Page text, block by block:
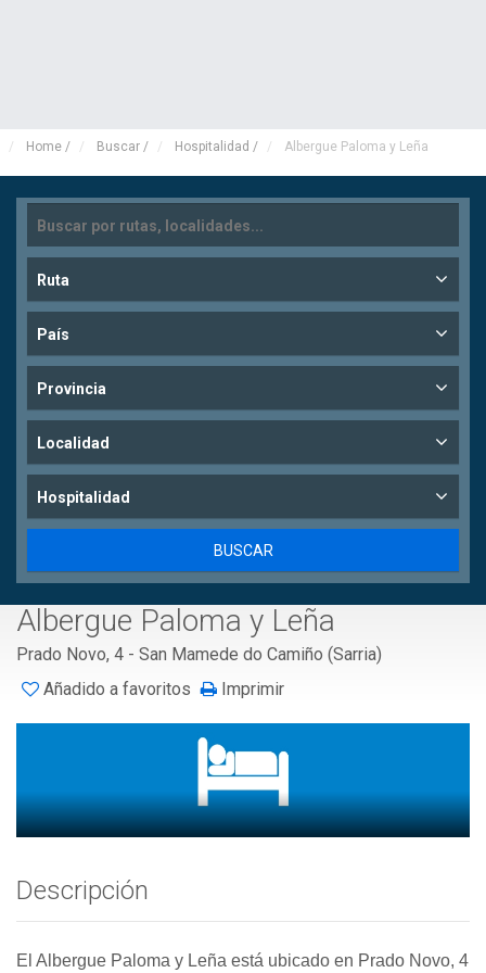
Home / Buscar / Hospitalidad / Albergue Paloma y Leña
Ruta
País
Provincia
Localidad
Hospitalidad
Albergue Paloma y Leña
Prado Novo, 4 - San Mamede do Camiño (Sarria)
Añadido a favoritos
Imprimir
Descripción
El Albergue Paloma y Leña está ubicado en Prado Novo, 4